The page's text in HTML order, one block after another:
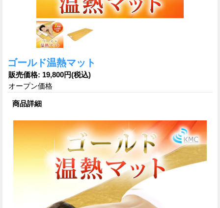
ゴールド温熱マット
販売価格: 19,800円(税込)
オープン価格
商品詳細